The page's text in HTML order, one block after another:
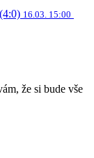
16.03. 15:00
že si bude vše